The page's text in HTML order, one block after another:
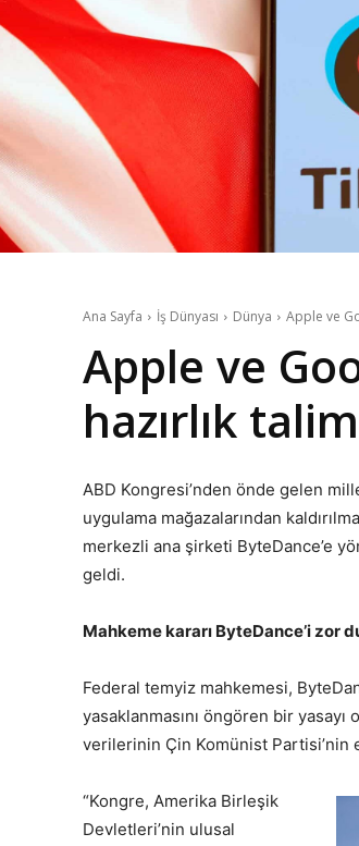
Ana Sayfa İş Dünyası Dünya Apple ve
Apple ve
hazırlık
ABD Kongresi’nden önde gelen
uygulama mağazalarından
merkezli ana şirketi ByteDance’e
geldi.
Mahkeme kararı ByteDance’i zor
Federal temyiz mahkemesi,
yasaklanmasını öngören bir yasayı
verilerinin Çin Komünist Partisi’nin
“Kongre, Amerika Birleşik
Devletleri’nin ulusal